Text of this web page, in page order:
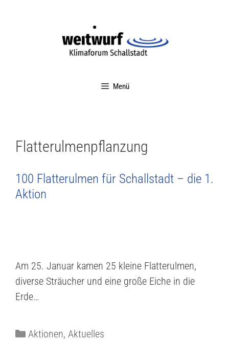
Menü
Flatterulmenpflanzung
100 Flatterulmen für Schallstadt – die 1.
Aktion
Am 25. Januar kamen 25 kleine Flatterulmen,
diverse Sträucher und eine große Eiche in die
Erde…
Aktionen, Aktuelles